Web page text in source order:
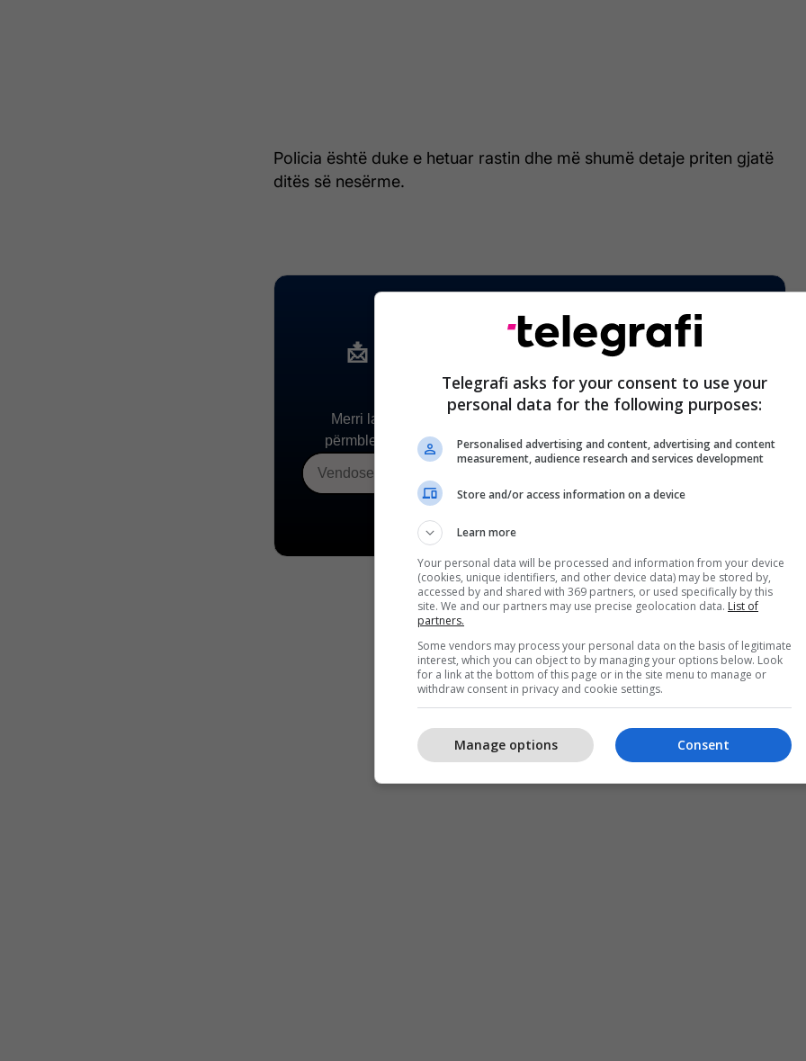
Policia është duke e hetuar rastin dhe më shumë detaje priten gjatë
ditës së nesërme.
Telegrafi asks for your consent to use your
personal data for the following purposes:
Personalised advertising and content, advertising and content
measurement, audience research and services development
Store and/or access information on a device
Learn more
Your personal data will be processed and information from your device
(cookies, unique identifiers, and other device data) may be stored by,
accessed by and shared with 369 partners, or used specifically by this
site. We and our partners may use precise geolocation data. List of
partners.
Some vendors may process your personal data on the basis of legitimate
interest, which you can object to by managing your options below. Look
for a link at the bottom of this page or in the site menu to manage or
withdraw consent in privacy and cookie settings.
Consent
Manage options